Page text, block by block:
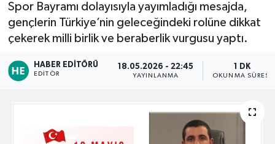
Spor Bayramı dolayısıyla yayımladığı mesajda,
gençlerin Türkiye’nin geleceğindeki rolüne dikkat
çekerek milli birlik ve beraberlik vurgusu yaptı.
HABER EDITÖRÜ
EDITÖR
18.05.2026 - 22:45
YAYINLANMA
1 DK
OKUNMA SÜRESI